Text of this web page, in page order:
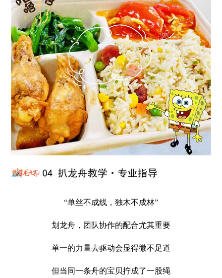
“单丝不成线，独木不成林”
划龙舟，团队协作的配合尤其重要
单一的力量去驱动会显得微不足道
但当同一条舟的宝贝拧成了一股绳